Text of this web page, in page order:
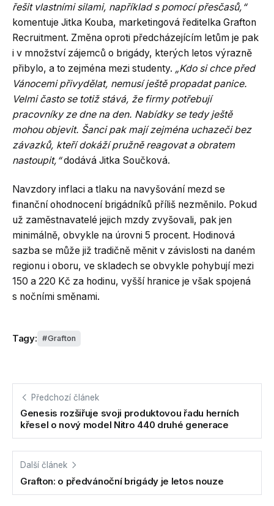
řešit vlastními silami, například s pomocí přesčasů,“
komentuje Jitka Kouba, marketingová ředitelka Grafton
Recruitment. Změna oproti předcházejícím letům je pak
i v množství zájemců o brigády, kterých letos výrazně
přibylo, a to zejména mezi studenty. „Kdo si chce před
Vánocemi přivydělat, nemusí ještě propadat panice.
Velmi často se totiž stává, že firmy potřebují
pracovníky ze dne na den. Nabídky se tedy ještě
mohou objevit. Šanci pak mají zejména uchazeči bez
závazků, kteří dokáží pružně reagovat a obratem
nastoupit,“dodává Jitka Součková.
Navzdory inflaci a tlaku na navyšování mezd se
finanční ohodnocení brigádníků příliš nezměnilo. Pokud
už zaměstnavatelé jejich mzdy zvyšovali, pak jen
minimálně, obvykle na úrovni 5 procent. Hodinová
sazba se může již tradičně měnit v závislosti na daném
regionu i oboru, ve skladech se obvykle pohybují mezi
150 a 220 Kč za hodinu, vyšší hranice je však spojená
s nočními směnami.
Tagy: Grafton
Předchozí článek
Genesis rozšiřuje svoji produktovou řadu herních
křesel o nový model Nitro 440 druhé generace
Další článek
Grafton: o předvánoční brigády je letos nouze